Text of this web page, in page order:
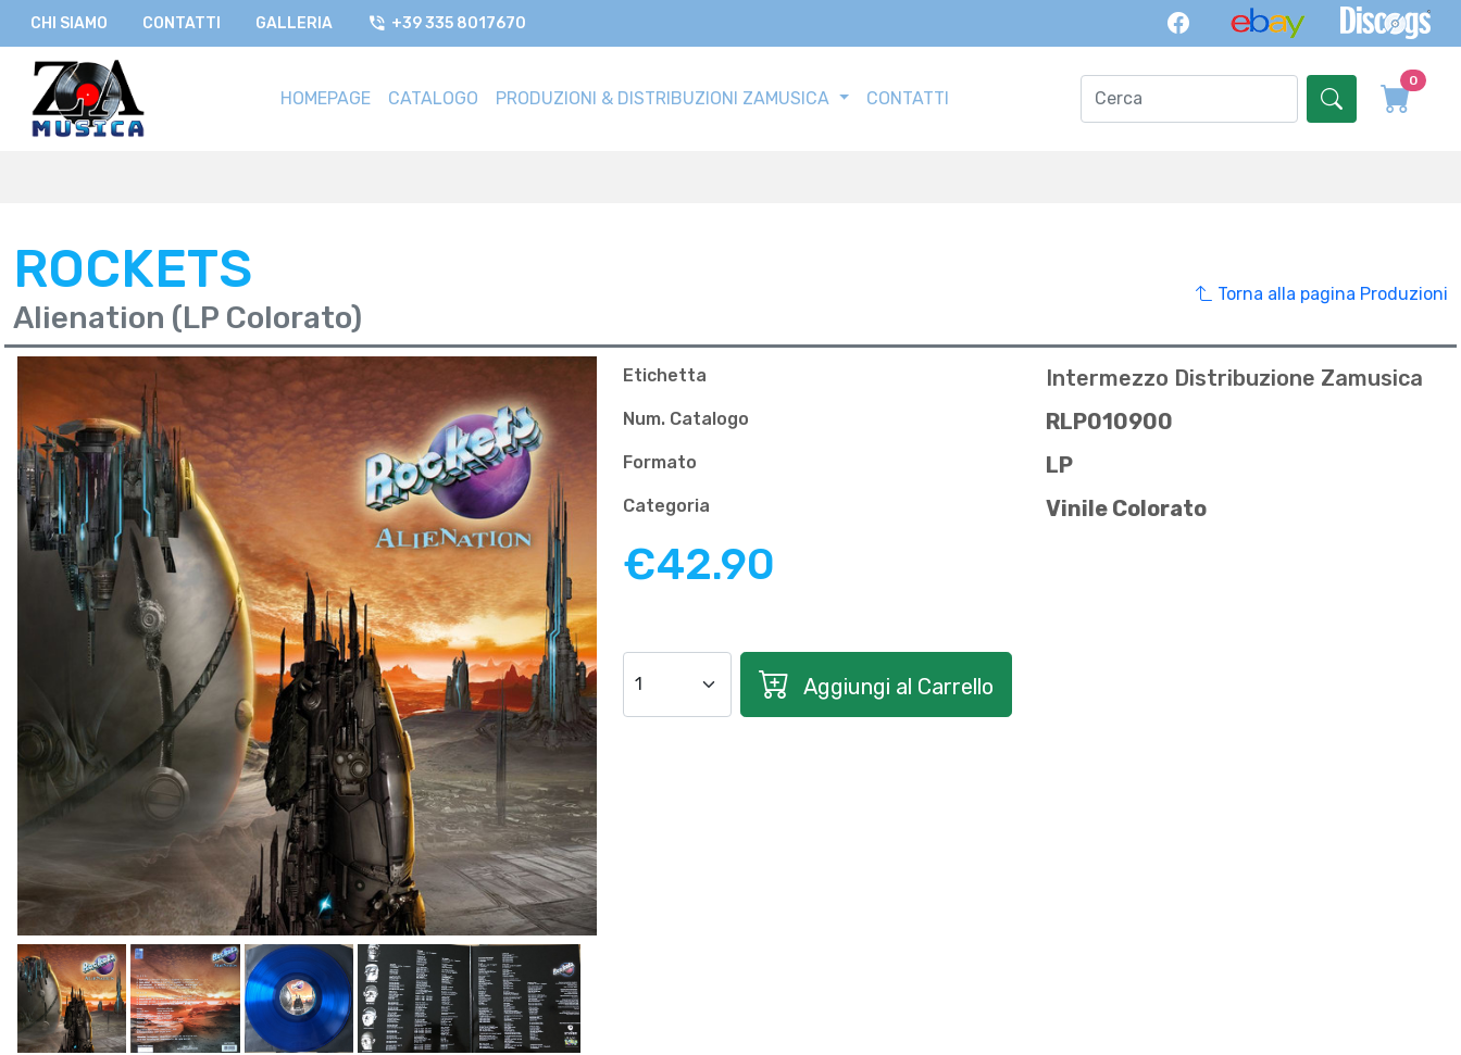
CHI SIAMO CONTATTI GALLERIA +39 335 8017670
HOMEPAGE CATALOGO PRODUZIONI & DISTRIBUZIONI ZAMUSICA CONTATTI
0
ROCKETS
Alienation (LP Colorato)
Torna alla pagina Produzioni
Etichetta Intermezzo Distribuzione Zamusica
Num. Catalogo RLP010900
Formato LP
Categoria Vinile Colorato
€42.90
Aggiungi al Carrello